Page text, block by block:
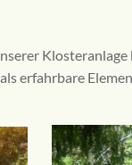
als erfahrbare